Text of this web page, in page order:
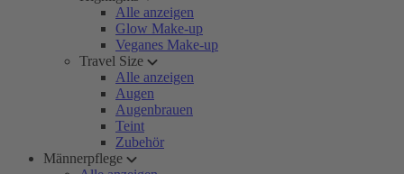
Alle anzeigen
Glow Make-up
Veganes Make-up
Travel Size
Alle anzeigen
Augen
Augenbrauen
Teint
Zubehör
Männerpflege